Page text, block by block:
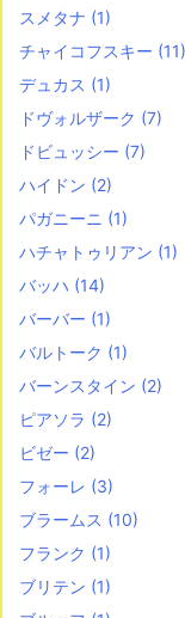
スメタナ (1)
チャイコフスキー (11)
デュカス (1)
ドヴォルザーク (7)
ドビュッシー (7)
ハイドン (2)
パガニーニ (1)
ハチャトゥリアン (1)
バッハ (14)
バーバー (1)
バルトーク (1)
バーンスタイン (2)
ピアソラ (2)
ビゼー (2)
フォーレ (3)
ブラームス (10)
フランク (1)
ブリテン (1)